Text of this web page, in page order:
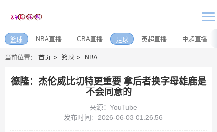
篮球 NBA直播 CBA直播 足球 英超直播 中超直播
当前位置： 首页 篮球 NBA
德隆：杰伦威比切特更重要 拿后者换字母雄鹿是
不会同意的
来源：YouTube
发布时间：2026-06-03 01:26:56